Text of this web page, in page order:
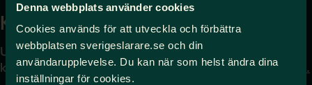
Denna webbplats använder cookies
Cookies används för att utveckla och förbättra
webbplatsen sverigeslarare.se och din
användarupplevelse. Du kan när som helst ändra dina
inställningar för cookies.
Kontakta
Uppgifter om hur du
kontaktar oss finns här.
Press
Journalist – du når oss
på press@sverigeslarare.